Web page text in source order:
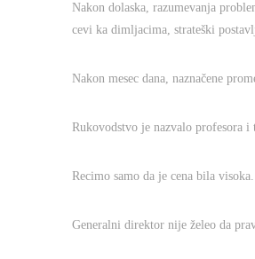
Nakon dolaska, razumevanja
cevi ka dimljacima, strateški
Nakon mesec dana, naznačene
Rukovodstvo je nazvalo profesora i
Recimo samo da je cena bila
Generalni direktor nije želeo da